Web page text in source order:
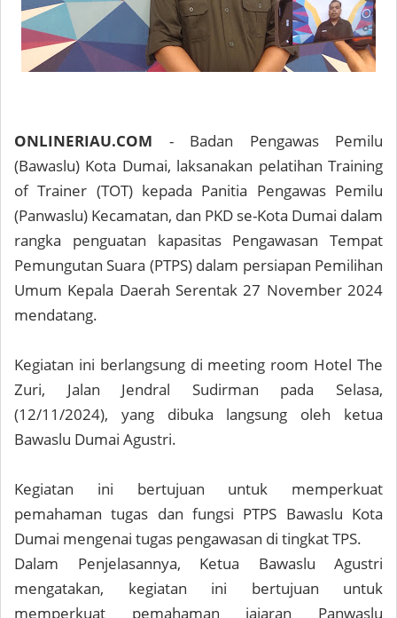
ONLINERIAU.COM - Badan Pengawas Pemilu
(Bawaslu) Kota Dumai, laksanakan pelatihan Training
of Trainer (TOT) kepada Panitia Pengawas Pemilu
(Panwaslu) Kecamatan, dan PKD se-Kota Dumai dalam
rangka penguatan kapasitas Pengawasan Tempat
Pemungutan Suara (PTPS) dalam persiapan Pemilihan
Umum Kepala Daerah Serentak 27 November 2024
mendatang.
Kegiatan ini berlangsung di meeting room Hotel The
Zuri, Jalan Jendral Sudirman pada Selasa,
(12/11/2024), yang dibuka langsung oleh ketua
Bawaslu Dumai Agustri.
Kegiatan ini bertujuan untuk memperkuat
pemahaman tugas dan fungsi PTPS Bawaslu Kota
Dumai mengenai tugas pengawasan di tingkat TPS.
Dalam Penjelasannya, Ketua Bawaslu Agustri
mengatakan, kegiatan ini bertujuan untuk
memperkuat pemahaman jajaran Panwaslu